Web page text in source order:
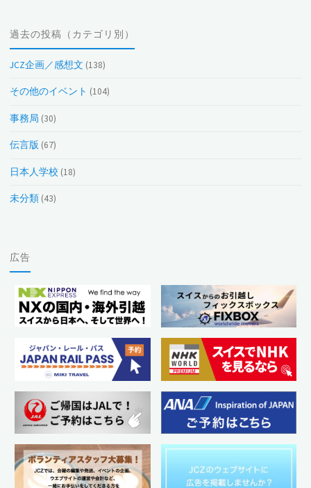
稿
（月
別）
過去の投稿（カテゴリ別）
JCZ企画／感想文 (138)
その他のイベント (104)
事務局 (30)
伝言版 (67)
日本人学校 (18)
未分類(43)
広告